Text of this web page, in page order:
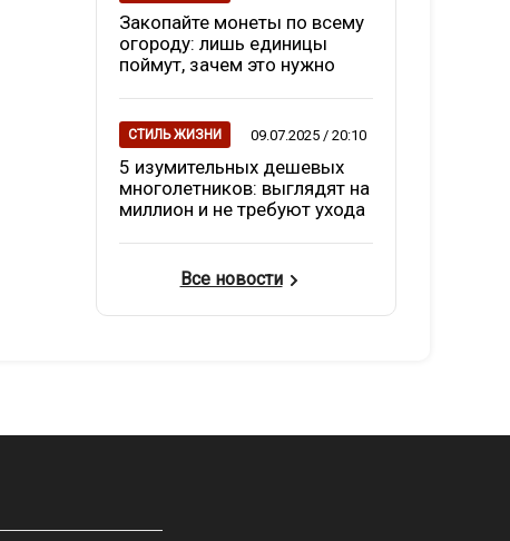
Закопайте монеты по всему
огороду: лишь единицы
поймут, зачем это нужно
СТИЛЬ ЖИЗНИ 09.07.2025 / 20:10
5 изумительных дешевых
многолетников: выглядят на
миллион и не требуют ухода
Все новости